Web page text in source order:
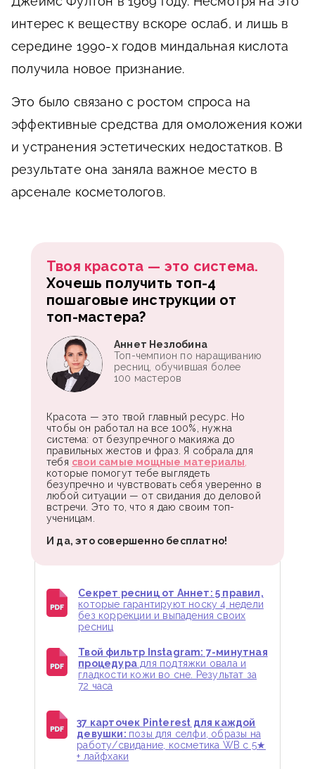
интерес к веществу вскоре ослаб, и лишь в
середине 1990-х годов миндальная кислота
получила новое признание.
Это было связано с ростом спроса на
эффективные средства для омоложения кожи
и устранения эстетических недостатков. В
результате она заняла важное место в
арсенале косметологов.
Твоя красота — это система.
Хочешь получить топ-4
пошаговые инструкции от
топ-мастера?
Красота — это твой главный ресурс. Но
чтобы он работал на все 100%, нужна
система: от безупречного макияжа до
правильных жестов и фраз. Я собрала для
тебя свои самые мощные материалы,
которые помогут тебе выглядеть
безупречно и чувствовать себя уверенно в
любой ситуации — от свидания до деловой
встречи. Это то, что я даю своим топ-
ученицам.
И да, это совершенно бесплатно!
Аннет Незлобина
Топ-чемпион по наращиванию
ресниц, обучившая более
100 мастеров
Секрет ресниц от Аннет: 5 правил,
которые гарантируют носку 4 недели
без коррекции и выпадения своих
ресниц
Твой фильтр Instagram: 7-минутная
процедурадля подтяжки овала и
гладкости кожи во сне. Результат за
72 часа
37 карточек Pinterest для каждой
девушки: позы для селфи, образы на
работу/свидание, косметика WB с 5★
+ лайфхаки